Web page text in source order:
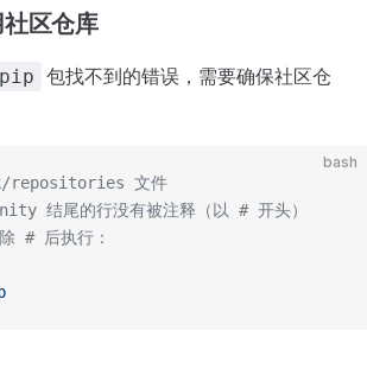
区仓库
包找不到的错误，需要确保社区仓
bash
repositories 文件
结尾的行没有被注释（以 # 开头）
# 后执行：